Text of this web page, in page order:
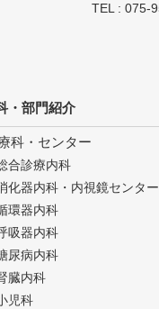
TEL : 075-
・部門紹介
科・センター
合診療内科
化器内科・内視鏡センター
環器内科
吸器内科
尿病内科
臓内科
児科